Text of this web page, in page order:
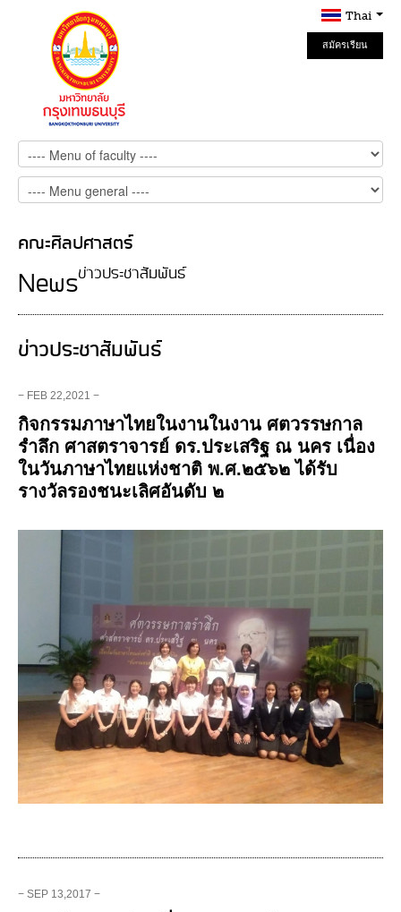
Thai
สมัครเรียน
Online
คณะศิลปศาสตร์
ข่าวประชาสัมพันธ์
News
ข่าวประชาสัมพันธ์
− FEB 22,2021 −
กิจกรรมภาษาไทยในงานในงาน ศตวรรษกาล
รำลึก ศาสตราจารย์ ดร.ประเสริฐ ณ นคร เนื่อง
ในวันภาษาไทยแห่งชาติ พ.ศ.๒๕๖๒ ได้รับ
รางวัลรองชนะเลิศอันดับ ๒
− SEP 13,2017 −